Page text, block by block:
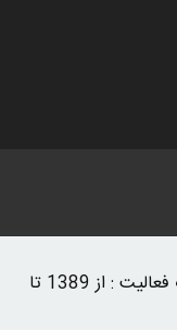
تکنولوژی به زبان ساده | مدت فعالیت : از 1389 تا